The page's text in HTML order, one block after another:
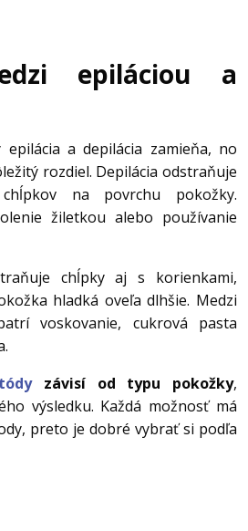
epiláciou a
a depilácia zamieňa, no
rozdiel. Depilácia odstraňuje
na povrchu pokožky.
žiletkou alebo používanie
chĺpky aj s korienkami,
hladká oveľa dlhšie. Medzi
voskovanie, cukrová pasta
závisí od typu pokožky,
výsledku. Každá možnosť má
preto je dobré vybrať si podľa